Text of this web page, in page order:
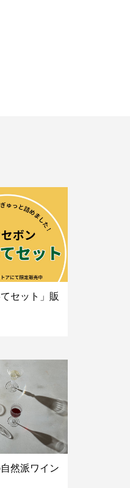
セット」販
然派ワイン